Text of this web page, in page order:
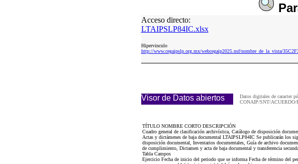
Acceso directo:
LTAIPSLP84IC.xlsx
Hipervinculo
http://www.cegaipslp.org.mx/webcegaip2025.nsf/nombre_de_la_vista/
Visor de Datos abiertos
Datos digitales de caracter
CONAIP/SNT/ACUERDO/
TÍTULO NOMBRE CORTO DESCRIPCIÓN
Cuadro general de clasificación archivística, Catálogo de disposición
Actas y dictámenes de baja documental LTAIPSLP84IC Se publicarán los
disposición documental, Inventarios documentales, Guía de archivo
de cumplimiento, Dictamen y acta de baja documental y transferencia
Tabla Campos
Ejercicio Fecha de inicio del periodo que se informa Fecha de término del